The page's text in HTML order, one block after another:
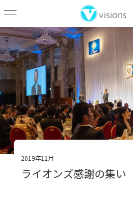
2019年11月
ライオンズ感謝の集い